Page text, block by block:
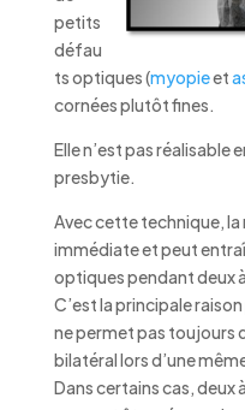
petits
défau
ts optiques (myopieet
cornées plutôt fines.
Elle n’est pas réalisable
presbytie.
Avec cette technique, la
immédiate et peut
optiques pendant deux
C’est la principale
ne permet pas toujours
bilatéral lors d’une
Dans certains cas, deux